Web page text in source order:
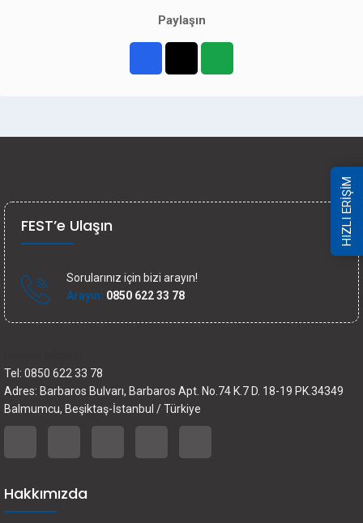
Paylaşın
HIZLI ERİŞİM
FEST’e Ulaşın
Sorularınız için bizi arayın!
Arayın: 0850 622 33 78
Tel: 0850 622 33 78
Adres: Barbaros Bulvarı, Barbaros Apt. No.74 K.7 D. 18-19 PK.34349
Balmumcu, Beşiktaş-İstanbul / Türkiye
Hakkımızda